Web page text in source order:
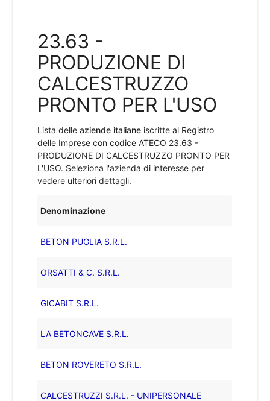
23.63 -
PRODUZIONE DI
CALCESTRUZZO
PRONTO PER L'USO
Lista delleaziende italiane iscritte al Registro
delle Imprese con codice ATECO 23.63 -
PRODUZIONE DI CALCESTRUZZO PRONTO PER
L'USO. Seleziona l'azienda di interesse per
vedere ulteriori dettagli.
Denominazione
BETON PUGLIA S.R.L.
ORSATTI & C. S.R.L.
GICABIT S.R.L.
LA BETONCAVE S.R.L.
BETON ROVERETO S.R.L.
CALCESTRUZZI S.R.L. - UNIPERSONALE